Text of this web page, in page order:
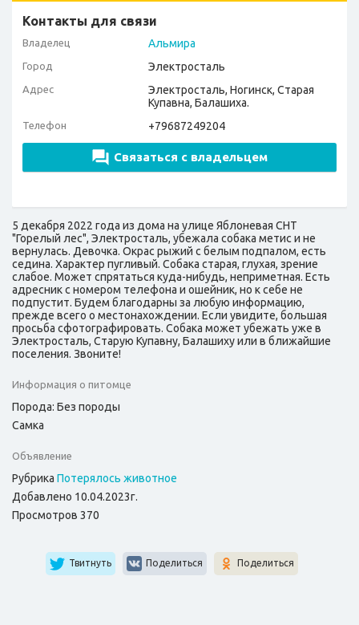
Контакты для связи
Владелец Альмира
Город Электросталь
Адрес
Электросталь, Ногинск, Старая
Купавна, Балашиха.
Телефон +79687249204
Связаться с владельцем
5 декабря 2022 года из дома на улице Яблоневая СНТ
"Горелый лес", Электросталь, убежала собака метис и не
вернулась. Девочка. Окрас рыжий с белым подпалом, есть
седина. Характер пугливый. Собака старая, глухая, зрение
слабое. Может спрятаться куда-нибудь, неприметная. Есть
адресник с номером телефона и ошейник, но к себе не
подпустит. Будем благодарны за любую информацию,
прежде всего о местонахождении. Если увидите, большая
просьба сфотографировать. Собака может убежать уже в
Электросталь, Старую Купавну, Балашиху или в ближайшие
поселения. Звоните!
Информация о питомце
Порода: Без породы
Самка
Объявление
Рубрика Потерялось животное
Добавлено 10.04.2023г.
Просмотров 370
Твитнуть Поделиться Поделиться